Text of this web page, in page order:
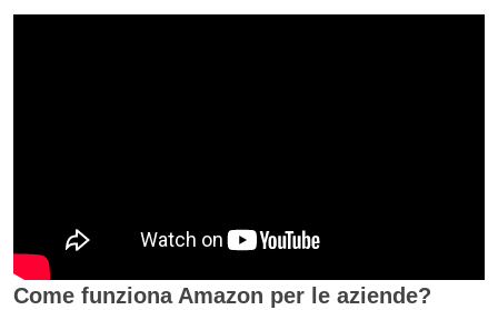
Come funziona Amazon per le aziende?